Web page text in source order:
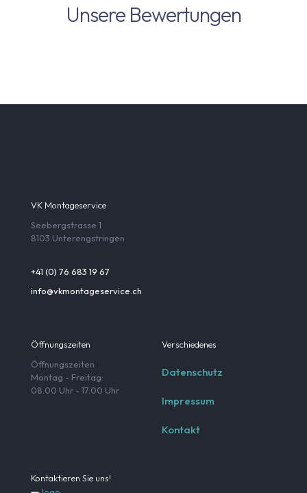
Unsere Bewertungen
VK Montageservice
Seebergstrasse 1
8103 Unterengstringen
+41 (0) 76 683 19 67
info@vkmontageservice.ch
Öffnungszeiten
Öffnungszeiten
Montag - Freitag:
08.00 Uhr - 17.00 Uhr
Verschiedenes
Datenschutz
Impressum
Kontakt
Kontaktieren Sie uns!